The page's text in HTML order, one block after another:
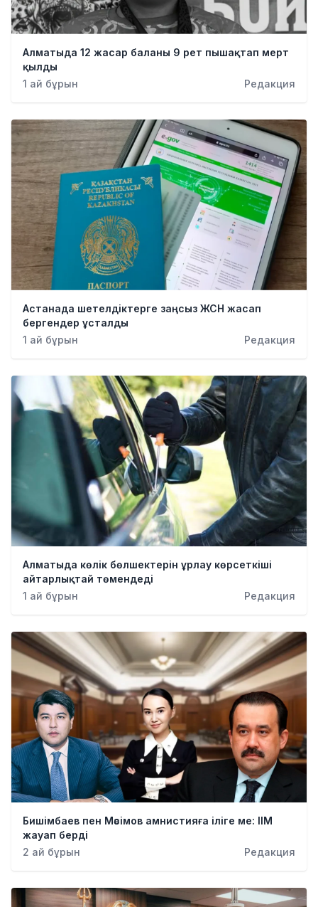
Алматыда 12 жасар баланы 9 рет пышақтап мерт
қылды
1 ай бұрын
Редакция
Астанада шетелдіктерге заңсыз ЖСН жасап
бергендер ұсталды
1 ай бұрын
Редакция
Алматыда көлік бөлшектерін ұрлау көрсеткіші
айтарлықтай төмендеді
1 ай бұрын
Редакция
Бишімбаев пен Мәсімов амнистияға іліге ме: ІІМ
жауап берді
2 ай бұрын
Редакция